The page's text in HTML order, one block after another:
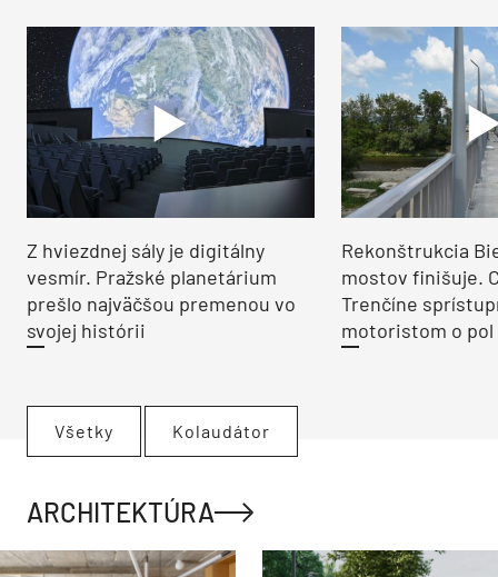
Z hviezdnej sály je digitálny
vesmír. Pražské planetárium
prešlo najväčšou premenou vo
svojej histórii
Rekonštrukcia
mostov finišuje.
Trenčíne
motoristom o pol
Všetky Kolaudátor
ARCHITEKTÚRA